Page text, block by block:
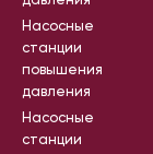
Насосные
станции
повышения
давления
Насосные
станции